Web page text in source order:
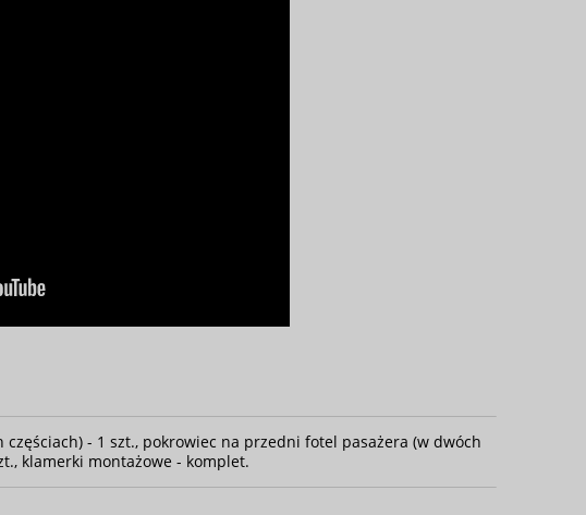
- 1 szt., pokrowiec na przedni fotel pasażera (w dwóch
klamerki montażowe - komplet.